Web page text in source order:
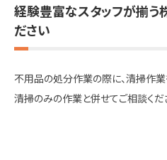
経験豊富なスタッフが揃う
ださい
不用品の処分作業の際に、清掃作業
清掃のみの作業と併せてご相談くだ